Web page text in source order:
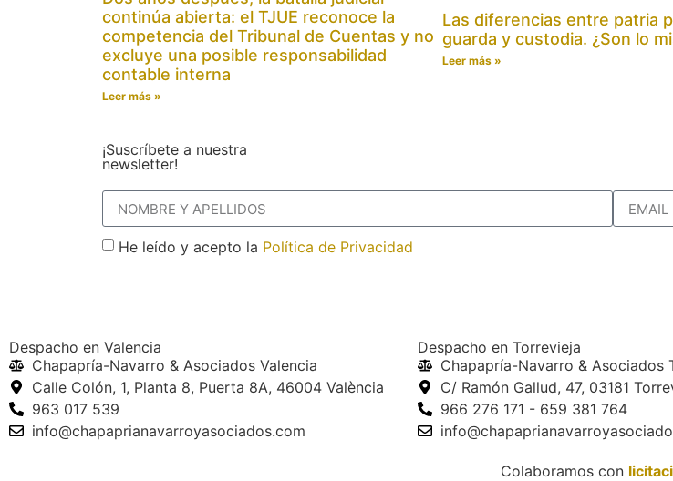
continúa abierta: el TJUE reconoce la
competencia del Tribunal de Cuentas y no
excluye una posible responsabilidad
contable interna
Leer más »
Las diferencias entre patria
guarda y custodia. ¿Son lo
Leer más »
¡Suscríbete a nuestra
newsletter!
He leído y acepto la Política de Privacidad
Despacho en Valencia
Chapapría-Navarro & Asociados Valencia
Calle Colón, 1, Planta 8, Puerta 8A, 46004 València
963 017 539
info@chapaprianavarroyasociados.com
Despacho en Torrevieja
Chapapría-Navarro & Asociados
C/ Ramón Gallud, 47, 03181
966 276 171 - 659 381 764
Colaboramos con